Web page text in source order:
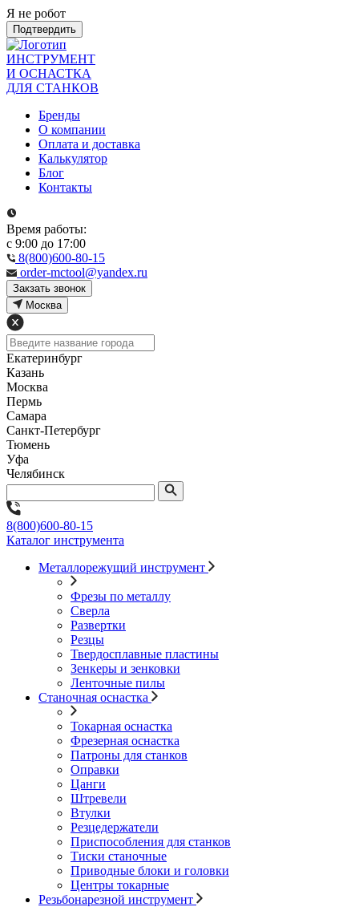
Я не робот
Подтвердить
ИНСТРУМЕНТ
И ОСНАСТКА
ДЛЯ СТАНКОВ
Бренды
О компании
Оплата и доставка
Калькулятор
Блог
Контакты
Время работы:
с 9:00 до 17:00
8(800)600-80-15
order-mctool@yandex.ru
Закзать звонок
Москва
Екатеринбург
Казань
Москва
Пермь
Самара
Санкт-Петербург
Тюмень
Уфа
Челябинск
8(800)600-80-15
Каталог инструмента
Металлорежущий инструмент
Фрезы по металлу
Сверла
Развертки
Резцы
Твердосплавные пластины
Зенкеры и зенковки
Ленточные пилы
Станочная оснастка
Токарная оснастка
Фрезерная оснастка
Патроны для станков
Оправки
Цанги
Штревели
Втулки
Резцедержатели
Приспособления для станков
Тиски станочные
Приводные блоки и головки
Центры токарные
Резьбонарезной инструмент